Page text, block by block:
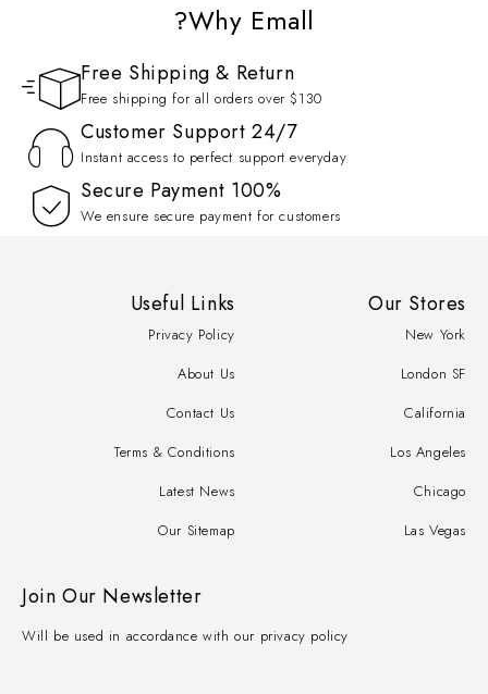
Why Emall?
Free Shipping & Return
Free shipping for all orders over $130
Customer Support 24/7
Instant access to perfect support everyday
100% Secure Payment
We ensure secure payment for customers
Our Stores
New York
London SF
California
Los Angeles
Chicago
Las Vegas
Useful Links
Privacy Policy
About Us
Contact Us
Terms & Conditions
Latest News
Our Sitemap
Join Our Newsletter
Will be used in accordance with our privacy policy